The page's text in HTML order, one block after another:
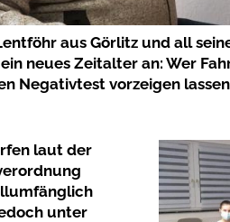
aus Görlitz und all
neues Zeitalter an: Wer
Negativtest vorzeigen
laut der
unter